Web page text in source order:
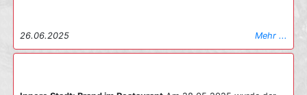
26.06.2025 Mehr ...